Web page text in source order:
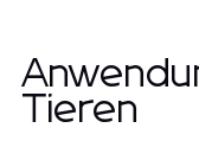
Tieren